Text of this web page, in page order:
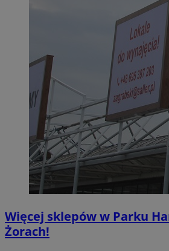
Więcej sklepów w Parku
Żorach!